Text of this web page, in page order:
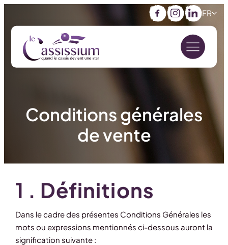
FacebookInstagram
LinkedIn
FR
Conditions générales
de vente
1 . Définitions
Dans le cadre des présentes Conditions Générales les
mots ou expressions mentionnés ci-dessous auront la
signification suivante :